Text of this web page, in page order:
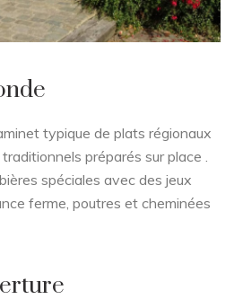
typique de plats régionaux
préparés sur place .
spéciales avec des jeux
ferme, poutres et cheminées